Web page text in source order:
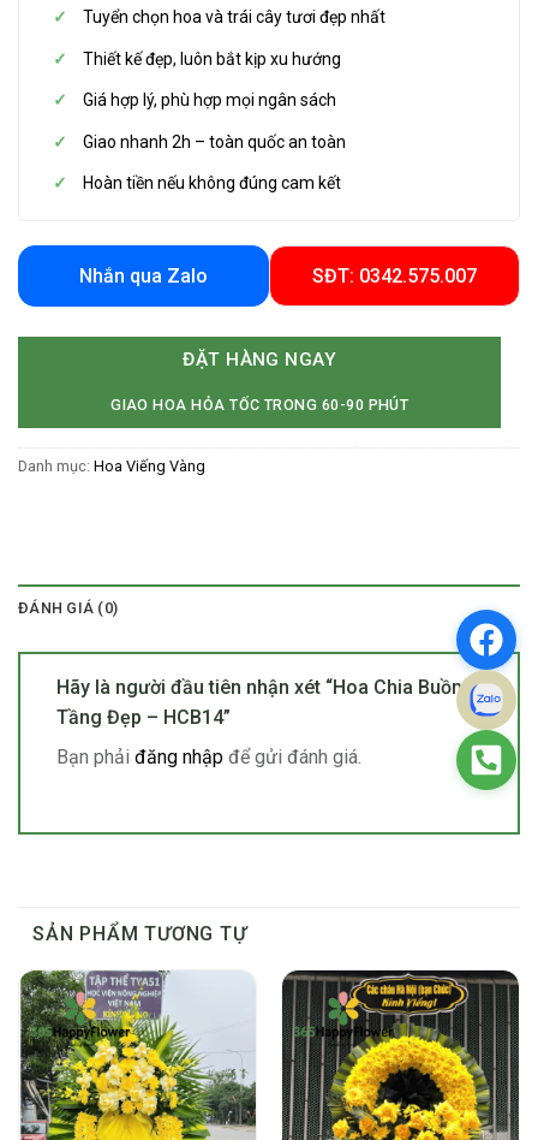
Tuyển chọn hoa và trái cây tươi đẹp nhất
Thiết kế đẹp, luôn bắt kịp xu hướng
Giá hợp lý, phù hợp mọi ngân sách
Giao nhanh 2h – toàn quốc an toàn
Hoàn tiền nếu không đúng cam kết
Nhắn qua Zalo SĐT: 0342.575.007
ĐẶT HÀNG NGAY
GIAO HOA HỎA TỐC TRONG 60-90 PHÚT
Danh mục: Hoa Viếng Vàng
ĐÁNH GIÁ (0)
Hãy là người đầu tiên nhận xét “Hoa Chia Buồn 3
Tầng Đẹp – HCB14”
Bạn phải đăng nhập để gửi đánh giá.
SẢN PHẨM TƯƠNG TỰ